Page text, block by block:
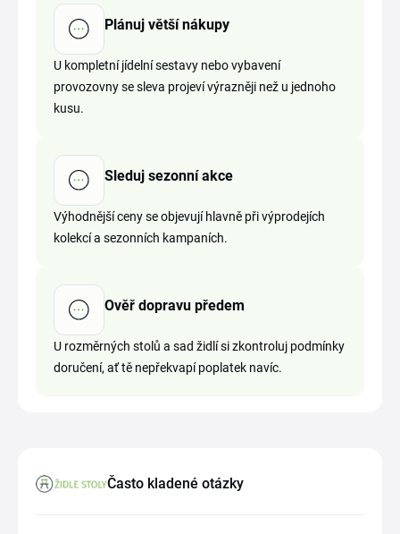
Plánuj větší nákupy
U kompletní jídelní sestavy nebo vybavení
provozovny se sleva projeví výrazněji než u jednoho
kusu.
Sleduj sezonní akce
Výhodnější ceny se objevují hlavně při výprodejích
kolekcí a sezonních kampaních.
Ověř dopravu předem
U rozměrných stolů a sad židlí si zkontroluj podmínky
doručení, ať tě nepřekvapí poplatek navíc.
Často kladené otázky